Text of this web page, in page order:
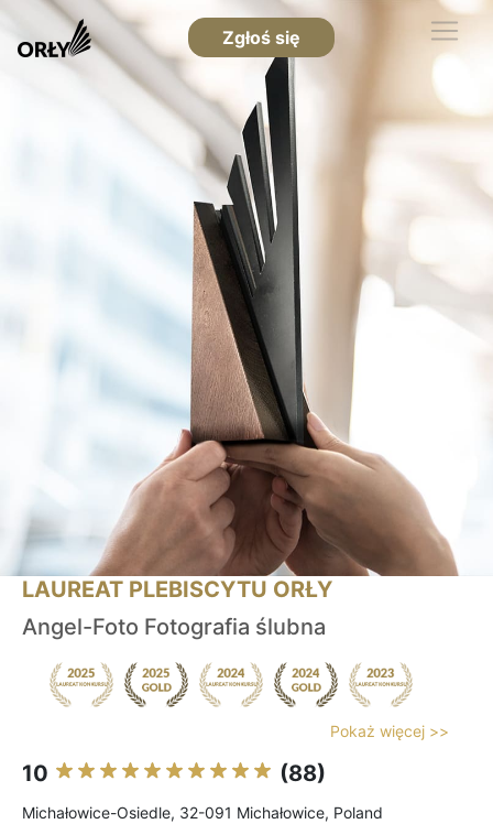
Zgłoś się
LAUREAT PLEBISCYTU ORŁY
Angel-Foto Fotografia ślubna
Pokaż więcej >>
10 (88)
Michałowice-Osiedle, 32-091 Michałowice, Poland